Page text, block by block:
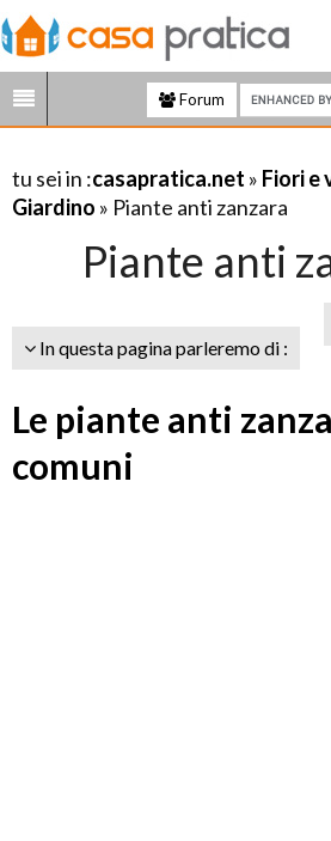
Forum
tu sei in :casapratica.net » Fiori e
Giardino » Piante anti zanzara
Piante anti
In questa pagina parleremo di :
Le piante anti
comuni